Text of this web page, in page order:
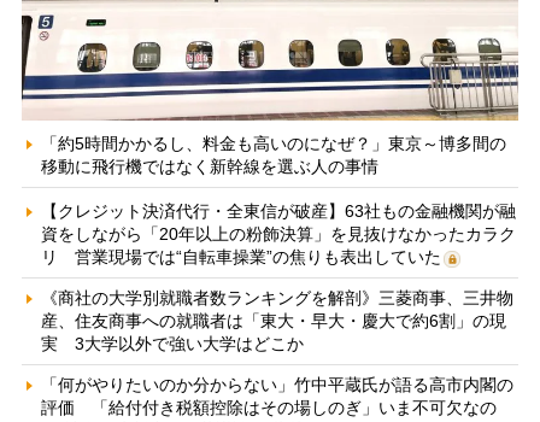
「約5時間かかるし、料金も高いのになぜ？」東京～博多間の
移動に飛行機ではなく新幹線を選ぶ人の事情
【クレジット決済代行・全東信が破産】63社もの金融機関が融
資をしながら「20年以上の粉飾決算」を見抜けなかったカラク
リ 営業現場では“自転車操業”の焦りも表出していた
《商社の大学別就職者数ランキングを解剖》三菱商事、三井物
産、住友商事への就職者は「東大・早大・慶大で約6割」の現
実 3大学以外で強い大学はどこか
「何がやりたいのか分からない」竹中平蔵氏が語る高市内閣の
評価 「給付付き税額控除はその場しのぎ」いま不可欠なの